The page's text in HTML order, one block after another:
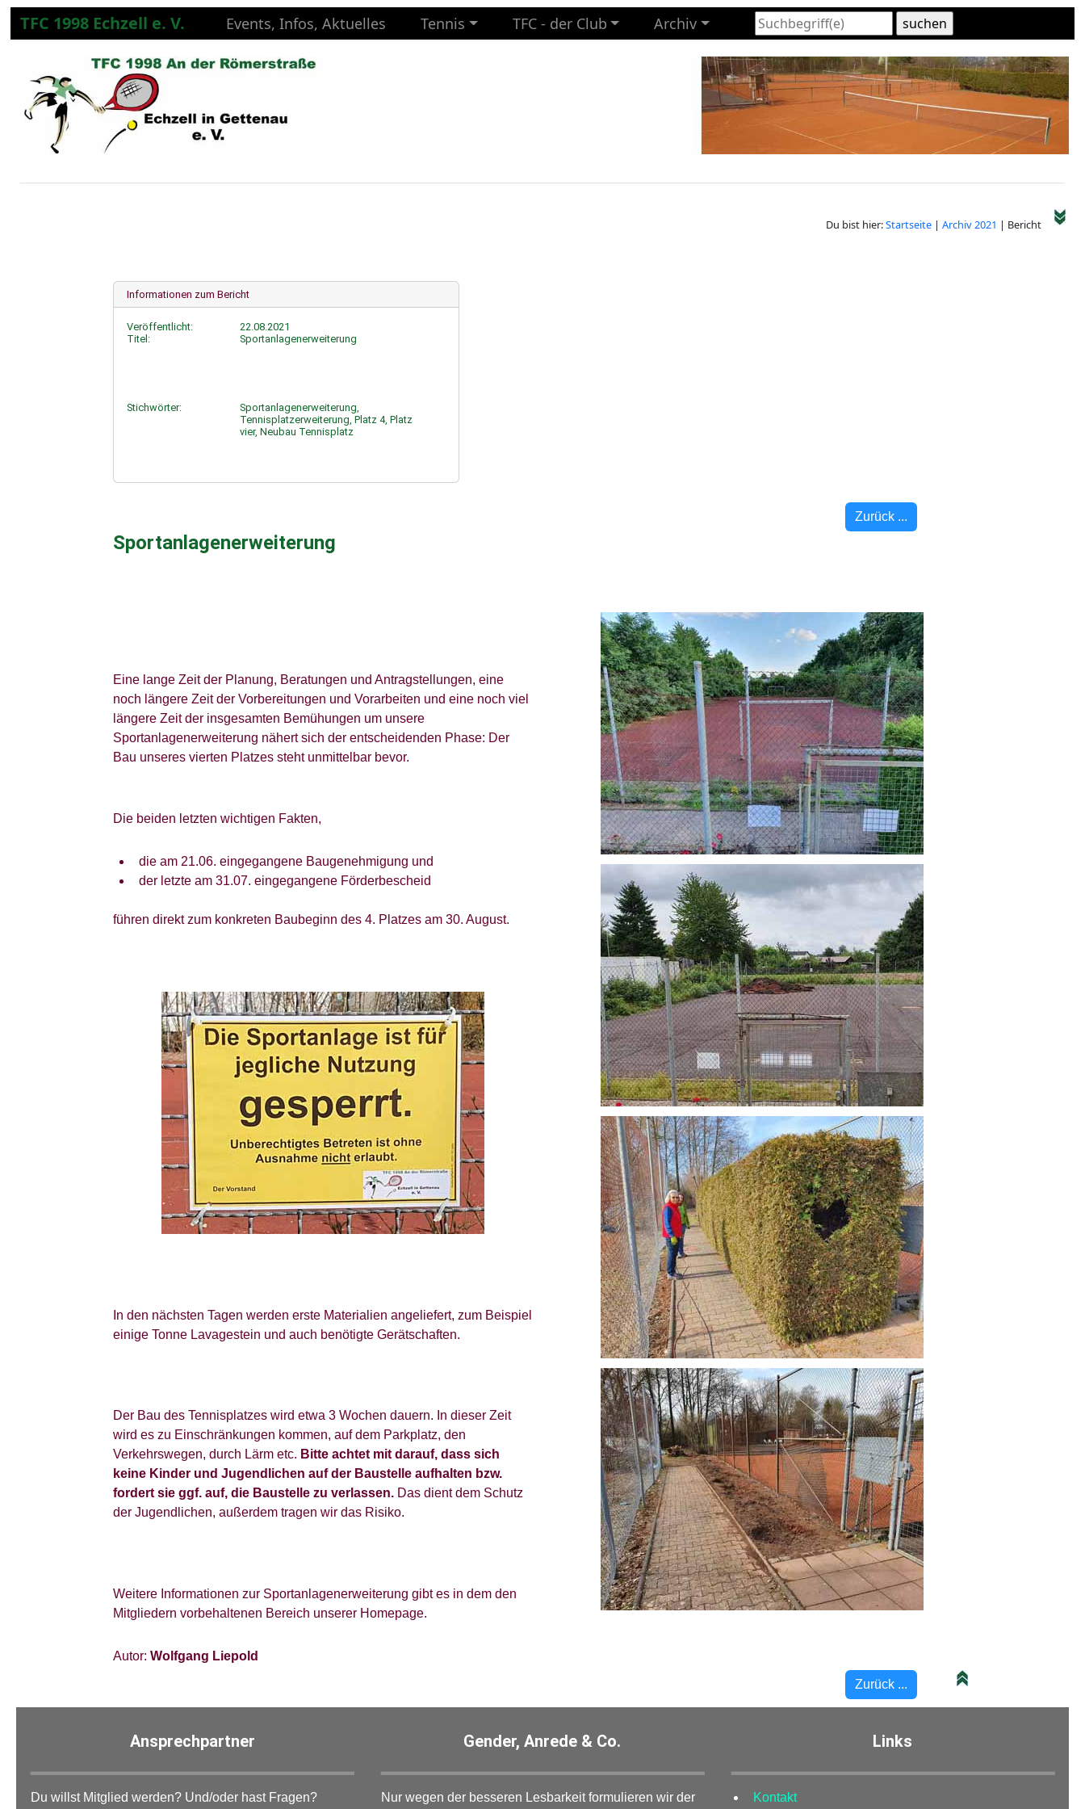
TFC 1998 Echzell e. V. Events, Infos, Aktuelles Tennis TFC - der Club Archiv
Du bist hier:Startseite |Archiv 2021 | Bericht
Informationen zum Bericht
Veröffentlicht:
Titel:
22.08.2021
Sportanlagenerweiterung
Stichwörter:
Sportanlagenerweiterung,
Tennisplatzerweiterung, Platz 4, Platz
vier, Neubau Tennisplatz
Zurück ...
Sportanlagenerweiterung
Eine lange Zeit der Planung, Beratungen und Antragstellungen, eine
noch längere Zeit der Vorbereitungen und Vorarbeiten und eine noch viel
längere Zeit der insgesamten Bemühungen um unsere
Sportanlagenerweiterung nähert sich der entscheidenden Phase: Der
Bau unseres vierten Platzes steht unmittelbar bevor.
Die beiden letzten wichtigen Fakten,
die am 21.06. eingegangene Baugenehmigung und
der letzte am 31.07. eingegangene Förderbescheid
führen direkt zum konkreten Baubeginn des 4. Platzes am 30. August.
In den nächsten Tagen werden erste Materialien angeliefert, zum Beispiel
einige Tonne Lavagestein und auch benötigte Gerätschaften.
Der Bau des Tennisplatzes wird etwa 3 Wochen dauern. In dieser Zeit
wird es zu Einschränkungen kommen, auf dem Parkplatz, den
Verkehrswegen, durch Lärm etc. Bitte achtet mit darauf, dass sich
keine Kinder und Jugendlichen auf der Baustelle aufhalten bzw.
fordert sie ggf. auf, die Baustelle zu verlassen.Das dient dem Schutz
der Jugendlichen, außerdem tragen wir das Risiko.
Weitere Informationen zur Sportanlagenerweiterung gibt es in dem den
Mitgliedern vorbehaltenen Bereich unserer Homepage.
Autor: Wolfgang Liepold
Zurück ...
Ansprechpartner
Du willst Mitglied werden? Und/oder hast Fragen?
Gender, Anrede & Co.
Nur wegen der besseren Lesbarkeit formulieren wir der
Links
Kontakt